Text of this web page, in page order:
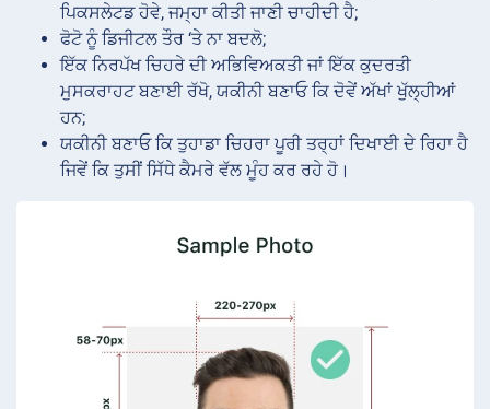
ਪਿਕਸਲੇਟਡ ਹੋਵੇ, ਜਮ੍ਹਾ ਕੀਤੀ ਜਾਣੀ ਚਾਹੀਦੀ ਹੈ;
ਫੋਟੋ ਨੂੰ ਡਿਜੀਟਲ ਤੌਰ ‘ਤੇ ਨਾ ਬਦਲੋ;
ਇੱਕ ਨਿਰਪੱਖ ਚਿਹਰੇ ਦੀ ਅਭਿਵਿਅਕਤੀ ਜਾਂ ਇੱਕ ਕੁਦਰਤੀ
ਮੁਸਕਰਾਹਟ ਬਣਾਈ ਰੱਖੋ, ਯਕੀਨੀ ਬਣਾਓ ਕਿ ਦੋਵੇਂ ਅੱਖਾਂ ਖੁੱਲ੍ਹੀਆਂ
ਹਨ;
ਯਕੀਨੀ ਬਣਾਓ ਕਿ ਤੁਹਾਡਾ ਚਿਹਰਾ ਪੂਰੀ ਤਰ੍ਹਾਂ ਦਿਖਾਈ ਦੇ ਰਿਹਾ ਹੈ
ਜਿਵੇਂ ਕਿ ਤੁਸੀਂ ਸਿੱਧੇ ਕੈਮਰੇ ਵੱਲ ਮੂੰਹ ਕਰ ਰਹੇ ਹੋ।